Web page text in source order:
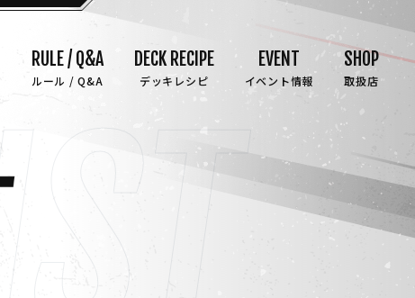
RULE / Q&A
ルール / Q&A
DECK RECIPE
デッキレシピ
EVENT
イベント情報
SHOP
取扱店